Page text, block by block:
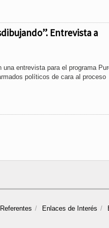
Entrevista a
entrevista para el programa
políticos de cara al proceso
Referentes Enlaces de Interés